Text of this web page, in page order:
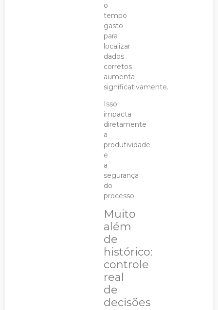
o
tempo
gasto
para
localizar
dados
corretos
aumenta
significativamente.
Isso
impacta
diretamente
a
produtividade
e
a
segurança
do
processo.
Muito
além
de
histórico:
controle
real
de
decisões